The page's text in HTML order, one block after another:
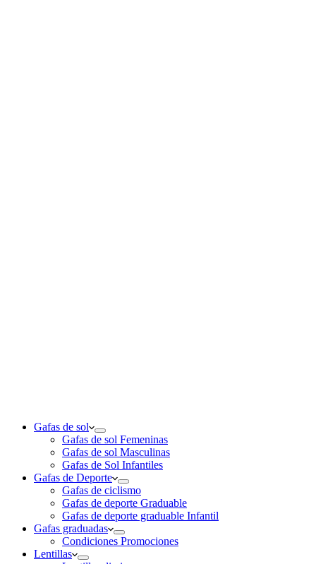
Gafas de sol
Gafas de sol Femeninas
Gafas de sol Masculinas
Gafas de Sol Infantiles
Gafas de Deporte
Gafas de ciclismo
Gafas de deporte Graduable
Gafas de deporte graduable Infantil
Gafas graduadas
Condiciones Promociones
Lentillas